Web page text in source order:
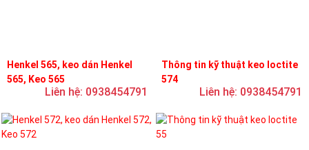
Henkel 565, keo dán Henkel
565, Keo 565
Liên hệ: 0938454791
Thông tin kỹ thuật keo loctite
574
Liên hệ: 0938454791